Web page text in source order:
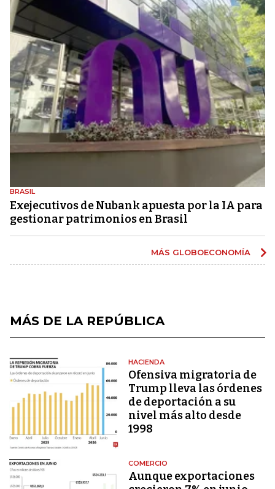
BRASIL
Exejecutivos de Nubank apuesta por la IA para
gestionar patrimonios en Brasil
MÁS GLOBOECONOMÍA
MÁS DE LA REPÚBLICA
HACIENDA
Ofensiva migratoria de
Trump lleva las órdenes
de deportación a su
nivel más alto desde
1998
COMERCIO
Aunque exportaciones